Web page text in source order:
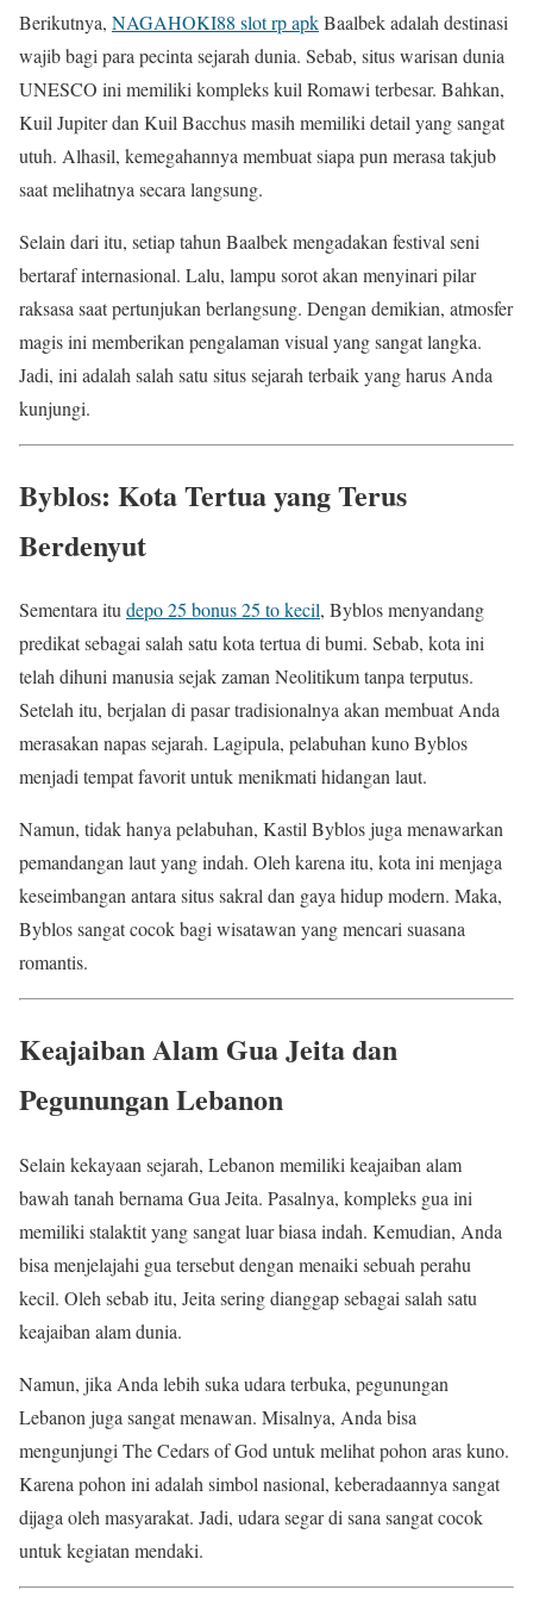
Berikutnya, NAGAHOKI88 slot rp apkBaalbek adalah destinasi
wajib bagi para pecinta sejarah dunia. Sebab, situs warisan dunia
UNESCO ini memiliki kompleks kuil Romawi terbesar. Bahkan,
Kuil Jupiter dan Kuil Bacchus masih memiliki detail yang sangat
utuh. Alhasil, kemegahannya membuat siapa pun merasa takjub
saat melihatnya secara langsung.
Selain dari itu, setiap tahun Baalbek mengadakan festival seni
bertaraf internasional. Lalu, lampu sorot akan menyinari pilar
raksasa saat pertunjukan berlangsung. Dengan demikian, atmosfer
magis ini memberikan pengalaman visual yang sangat langka.
Jadi, ini adalah salah satu situs sejarah terbaik yang harus Anda
kunjungi.
Byblos: Kota Tertua yang Terus
Berdenyut
Sementara itudepo 25 bonus 25 to kecil, Byblos menyandang
predikat sebagai salah satu kota tertua di bumi. Sebab, kota ini
telah dihuni manusia sejak zaman Neolitikum tanpa terputus.
Setelah itu, berjalan di pasar tradisionalnya akan membuat Anda
merasakan napas sejarah. Lagipula, pelabuhan kuno Byblos
menjadi tempat favorit untuk menikmati hidangan laut.
Namun, tidak hanya pelabuhan, Kastil Byblos juga menawarkan
pemandangan laut yang indah. Oleh karena itu, kota ini menjaga
keseimbangan antara situs sakral dan gaya hidup modern. Maka,
Byblos sangat cocok bagi wisatawan yang mencari suasana
romantis.
Keajaiban Alam Gua Jeita dan
Pegunungan Lebanon
Selain kekayaan sejarah, Lebanon memiliki keajaiban alam
bawah tanah bernama Gua Jeita. Pasalnya, kompleks gua ini
memiliki stalaktit yang sangat luar biasa indah. Kemudian, Anda
bisa menjelajahi gua tersebut dengan menaiki sebuah perahu
kecil. Oleh sebab itu, Jeita sering dianggap sebagai salah satu
keajaiban alam dunia.
Namun, jika Anda lebih suka udara terbuka, pegunungan
Lebanon juga sangat menawan. Misalnya, Anda bisa
mengunjungi The Cedars of God untuk melihat pohon aras kuno.
Karena pohon ini adalah simbol nasional, keberadaannya sangat
dijaga oleh masyarakat. Jadi, udara segar di sana sangat cocok
untuk kegiatan mendaki.